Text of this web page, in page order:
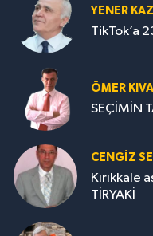
YENER
TikTok’a
ÖMER
SEÇİMİN
CENGİZ
Kırıkkale
TİRYAKİ